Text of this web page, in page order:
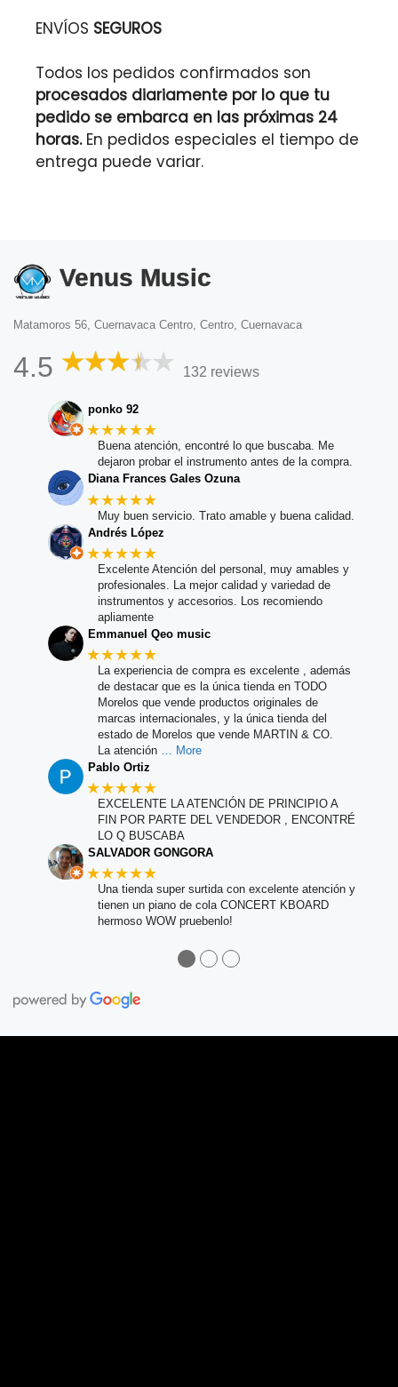
ENVÍOS SEGUROS
Todos los pedidos confirmados son
procesados diariamente por lo que tu
pedido se embarca en las próximas 24
horas.En pedidos especiales el tiempo de
entrega puede variar.
Venus Music
Matamoros 56, Cuernavaca Centro, Centro, Cuernavaca
4.5 132 reviews
ponko 92
★★★★★
Buena atención, encontré lo que buscaba. Me
dejaron probar el instrumento antes de la compra.
Diana Frances Gales Ozuna
★★★★★
Muy buen servicio. Trato amable y buena calidad.
Andrés López
★★★★★
Excelente Atención del personal, muy amables y
profesionales. La mejor calidad y variedad de
instrumentos y accesorios. Los recomiendo
apliamente
Emmanuel Qeo music
★★★★★
La experiencia de compra es excelente , además
de destacar que es la única tienda en TODO
Morelos que vende productos originales de
marcas internacionales, y la única tienda del
estado de Morelos que vende MARTIN & CO.
La atención … More
Pablo Ortiz
★★★★★
EXCELENTE LA ATENCIÓN DE PRINCIPIO A
FIN POR PARTE DEL VENDEDOR , ENCONTRÉ
LO Q BUSCABA
SALVADOR GONGORA
★★★★★
Una tienda super surtida con excelente atención y
tienen un piano de cola CONCERT KBOARD
hermoso WOW pruebenlo!
●●●